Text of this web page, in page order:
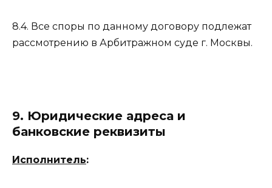
8.4. Все споры по данному договору подлежат
рассмотрению в Арбитражном суде г. Москвы.
9. Юридические адреса и
банковские реквизиты
Исполнитель: